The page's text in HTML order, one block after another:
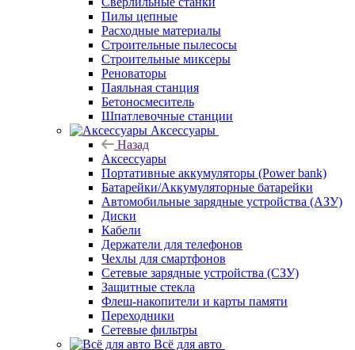
Пилы цепные
Расходные материалы
Строительные пылесосы
Строительные миксеры
Реноваторы
Паяльная станция
Бетоносмеситель
Шпатлевочные станции
Аксессуары
Назад
Аксессуары
Портативные аккумуляторы (Power bank)
Батарейки/Аккумуляторные батарейки
Автомобильные зарядные устройства (АЗУ)
Диски
Кабели
Держатели для телефонов
Чехлы для смартфонов
Сетевые зарядные устройства (СЗУ)
Защитные стекла
Флеш-накопители и карты памяти
Переходники
Сетевые фильтры
Всё для авто